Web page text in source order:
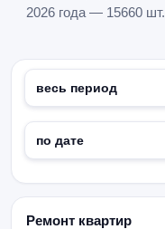
2026 года — 15660 шт.
Ремонт квартир